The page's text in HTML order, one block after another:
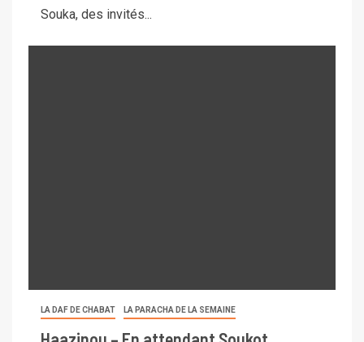
Souka, des invités...
LA DAF DE CHABAT LA PARACHA DE LA SEMAINE